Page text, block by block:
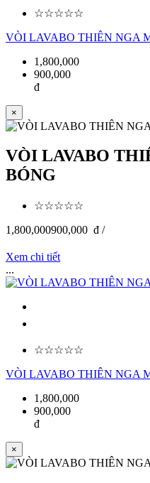
☆☆☆☆☆
VÒI LAVABO THIÊN NGA
1,800,000
900,000
đ
×
VÒI LAVABO
BÓNG
☆☆☆☆☆
1,800,000900,000 đ /
Xem chi tiết
...
☆☆☆☆☆
VÒI LAVABO THIÊN NGA
1,800,000
900,000
đ
×